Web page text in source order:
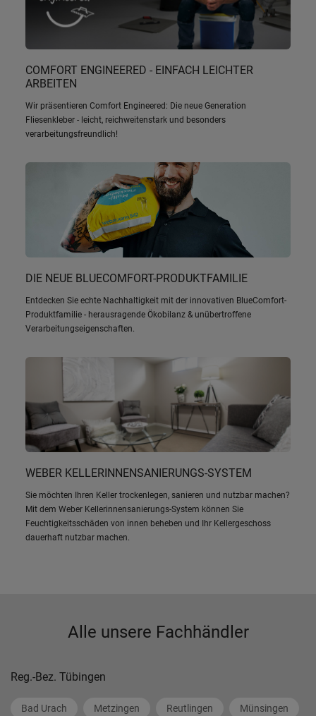
COMFORT ENGINEERED - EINFACH LEICHTER
ARBEITEN
Wir präsentieren Comfort Engineered: Die neue Generation
Fliesenkleber - leicht, reichweitenstark und besonders
verarbeitungsfreundlich!
DIE NEUE BLUECOMFORT-PRODUKTFAMILIE
Entdecken Sie echte Nachhaltigkeit mit der innovativen BlueComfort-
Produktfamilie - herausragende Ökobilanz & unübertroffene
Verarbeitungseigenschaften.
WEBER KELLERINNENSANIERUNGS-SYSTEM
Sie möchten Ihren Keller trockenlegen, sanieren und nutzbar machen?
Mit dem Weber Kellerinnensanierungs-System können Sie
Feuchtigkeitsschäden von innen beheben und Ihr Kellergeschoss
dauerhaft nutzbar machen.
Alle unsere Fachhändler
Reg.-Bez. Tübingen
Bad Urach Metzingen Reutlingen Münsingen